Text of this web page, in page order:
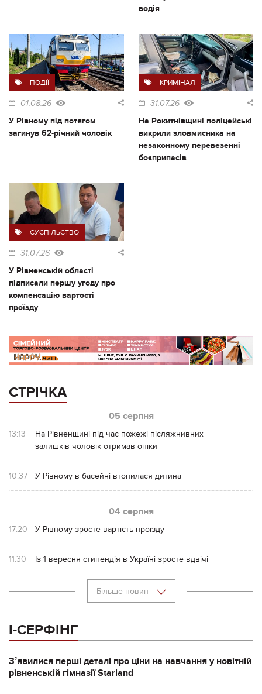
водія
ПОДІЇ
01.08.26
У Рівному під потягом
загинув 62-річний чоловік
КРИМІНАЛ
31.07.26
На Рокитнівщині поліцейські
викрили зловмисника на
незаконному перевезенні
боєприпасів
СУСПІЛЬСТВО
31.07.26
У Рівненській області
підписали першу угоду про
компенсацію вартості
проїзду
СТРІЧКА
05 серпня
13:13
На Рівненщині під час пожежі післяжнивних
залишків чоловік отримав опіки
10:37 У Рівному в басейні втопилася дитина
04 серпня
17:20 У Рівному зросте вартість проїзду
11:30 Із 1 вересня стипендія в Україні зросте вдвічі
Більше новин
І-СЕРФІНГ
Зʼявилися перші деталі про ціни на навчання у новітній
рівненській гімназії Starland